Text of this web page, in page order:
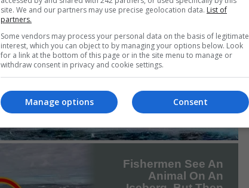
site. We and our partners may use precise geolocation data. List of
partners.
Some vendors may process your personal data on the basis of legitimate
interest, which you can object to by managing your options below. Look
for a link at the bottom of this page or in the site menu to manage or
withdraw consent in privacy and cookie settings.
Consent
Manage options